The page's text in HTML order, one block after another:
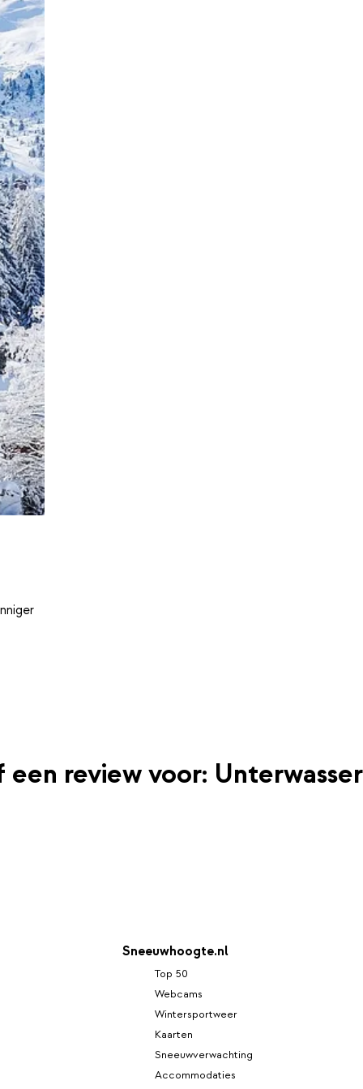
een review voor: Unterwasser
Sneeuwhoogte.nl
Top 50
Webcams
Wintersportweer
Kaarten
Sneeuwverwachting
Accommodaties